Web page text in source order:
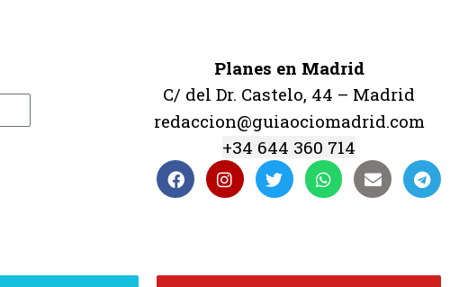
Planes en Madrid
C/ del Dr. Castelo, 44 – Madrid
redaccion@guiaociomadrid.com
+34 644 360 714